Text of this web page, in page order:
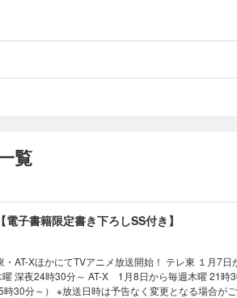
依頼に出かけたり、絵画体験で女性の絵を描
覧
分～） ※放送日時は予告なく変更となる場合がございま
の世界で『成りきり』に挑戦したりと、相変わら
分～） ※放送日時は予告なく変更となる場合がございま
！ シリーズ累計３０万部突破！（電子書籍を含む） その
気のキャラがいよいよリゼルたちの仲間に！ 癒し
助けにきたのは、頼りになるパーティメンバーであ
奴隷（スレイヴ）クァト。クァトは実は最強と言わ
ァトを一緒に連れ帰りたいと申し出るリゼルだが、
無理が祟ったリゼルは酷い風邪を引いてしまい――
リーズ第10弾！
子書籍限定書き下ろしSS付き】
AT-XほかにてTVアニメ放送開始！ テレ東 １月7日
分～） ※放送日時は予告なく変更となる場合がございま